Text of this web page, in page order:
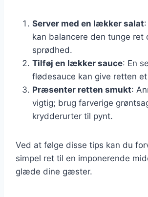
Server med en lækker salat
kan balancere den tunge ret
sprødhed.
Tilføj en lækker sauce: En
flødesauce kan give retten
Præsenter retten smukt:
vigtig; brug farverige
krydderurter til pynt.
Ved at følge disse tips kan du
simpel ret til en imponerende
glæde dine gæster.